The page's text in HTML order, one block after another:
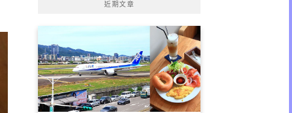
近期文章